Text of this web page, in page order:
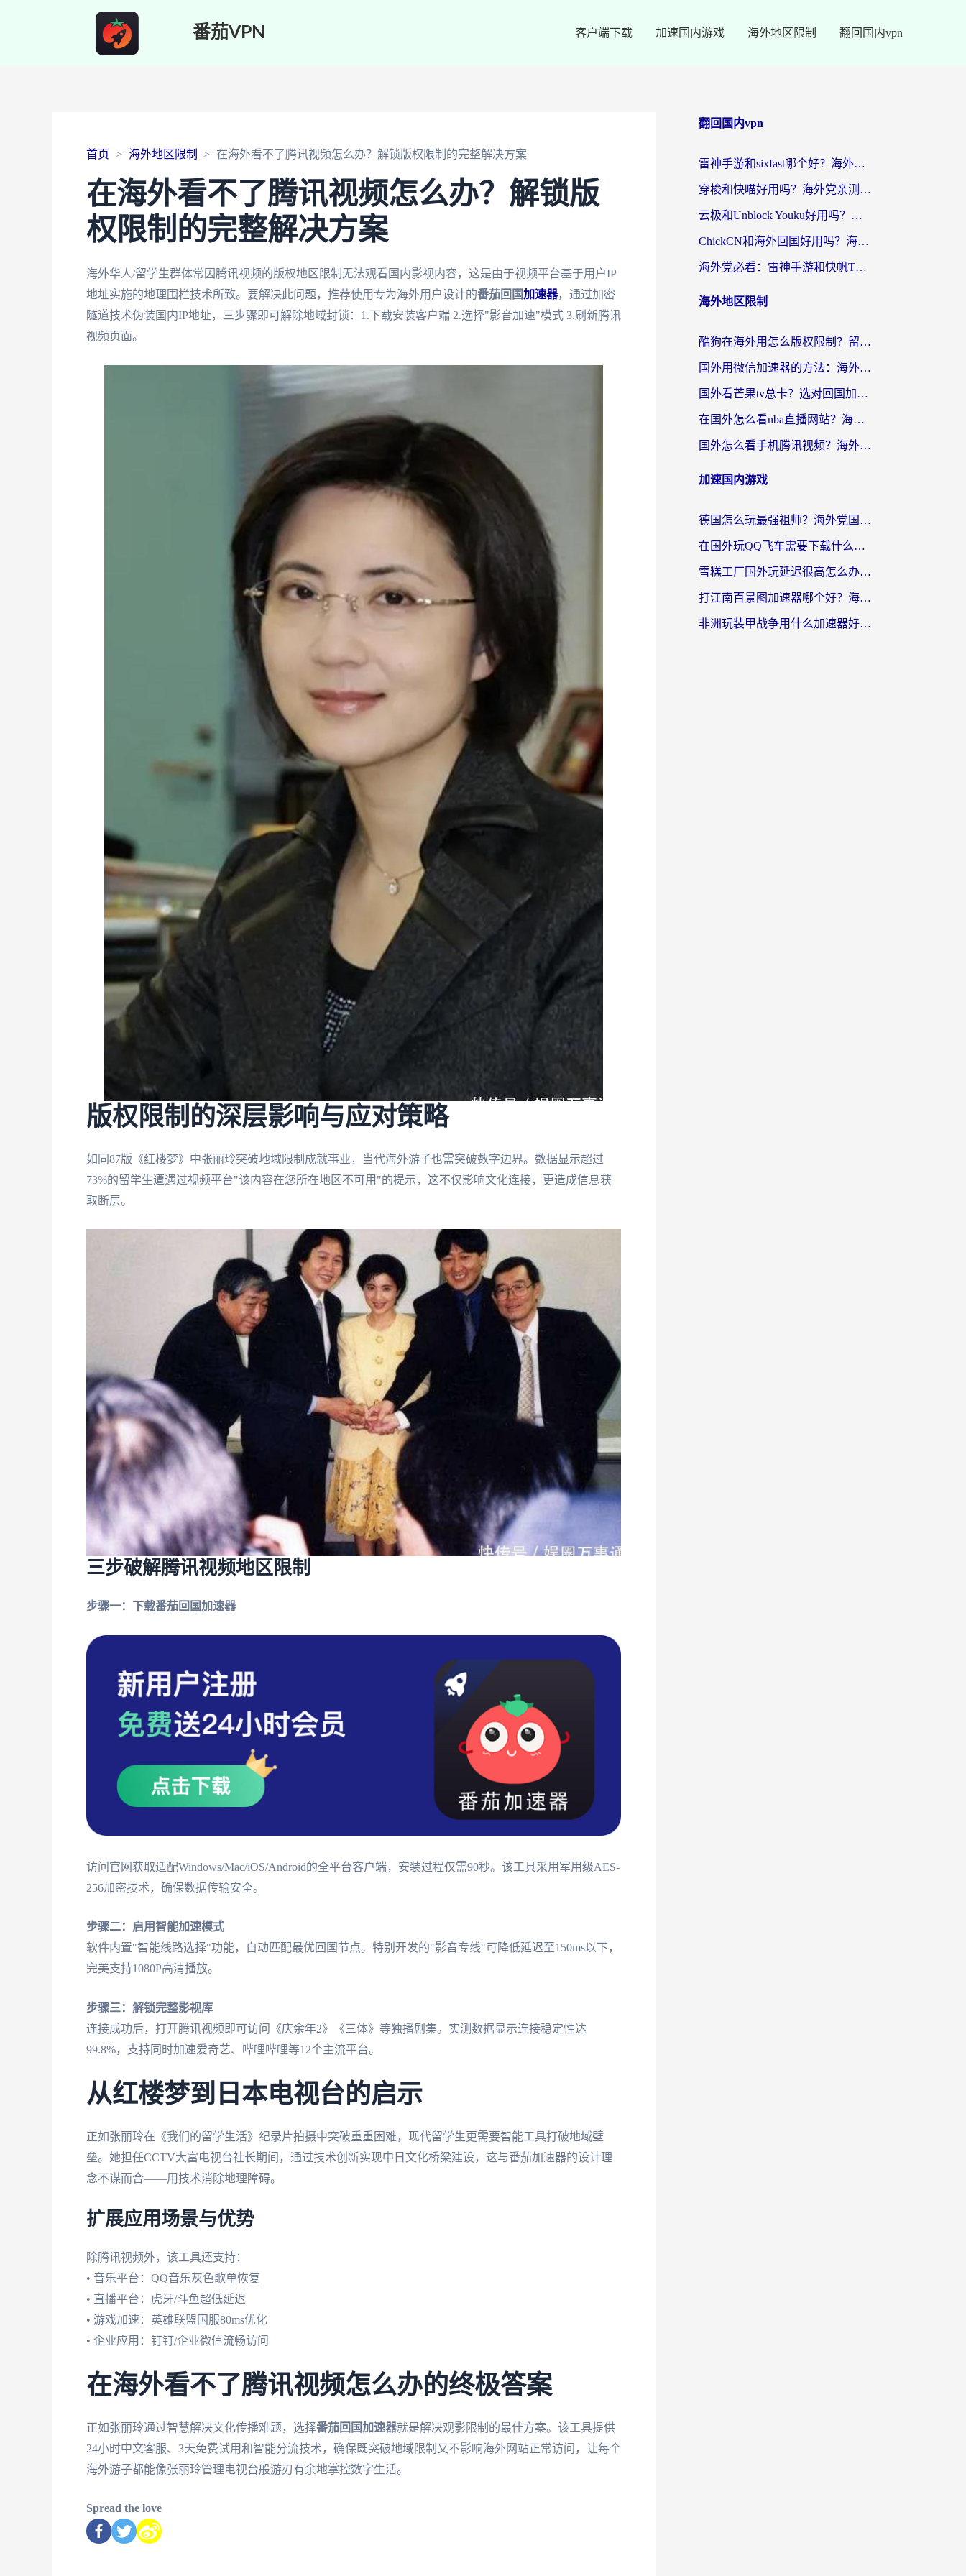
番茄VPN 客户端下载 加速国内游戏 海外地区限制 翻回国内vpn
首页 海外地区限制 在海外看不了腾讯视频怎么办？解锁版权限制的完整解决方案
在海外看不了腾讯视频怎么办？解锁版
权限制的完整解决方案
海外华人/留学生群体常因腾讯视频的版权地区限制无法观看国内影视内容，这是由于视频平台基于用户IP
地址实施的地理围栏技术所致。要解决此问题，推荐使用专为海外用户设计的番茄回国加速器，通过加密
隧道技术伪装国内IP地址，三步骤即可解除地域封锁：1.下载安装客户端 2.选择"影音加速"模式 3.刷新腾讯
视频页面。
版权限制的深层影响与应对策略
如同87版《红楼梦》中张丽玲突破地域限制成就事业，当代海外游子也需突破数字边界。数据显示超过
73%的留学生遭遇过视频平台"该内容在您所在地区不可用"的提示，这不仅影响文化连接，更造成信息获
取断层。
三步破解腾讯视频地区限制
步骤一：下载番茄回国加速器
访问官网获取适配Windows/Mac/iOS/Android的全平台客户端，安装过程仅需90秒。该工具采用军用级AES-
256加密技术，确保数据传输安全。
步骤二：启用智能加速模式
软件内置"智能线路选择"功能，自动匹配最优回国节点。特别开发的"影音专线"可降低延迟至150ms以下，
完美支持1080P高清播放。
步骤三：解锁完整影视库
连接成功后，打开腾讯视频即可访问《庆余年2》《三体》等独播剧集。实测数据显示连接稳定性达
99.8%，支持同时加速爱奇艺、哔哩哔哩等12个主流平台。
从红楼梦到日本电视台的启示
正如张丽玲在《我们的留学生活》纪录片拍摄中突破重重困难，现代留学生更需要智能工具打破地域壁
垒。她担任CCTV大富电视台社长期间，通过技术创新实现中日文化桥梁建设，这与番茄加速器的设计理
念不谋而合——用技术消除地理障碍。
扩展应用场景与优势
除腾讯视频外，该工具还支持：
• 音乐平台：QQ音乐灰色歌单恢复
• 直播平台：虎牙/斗鱼超低延迟
• 游戏加速：英雄联盟国服80ms优化
• 企业应用：钉钉/企业微信流畅访问
在海外看不了腾讯视频怎么办的终极答案
正如张丽玲通过智慧解决文化传播难题，选择番茄回国加速器就是解决观影限制的最佳方案。该工具提供
24小时中文客服、3天免费试用和智能分流技术，确保既突破地域限制又不影响海外网站正常访问，让每个
海外游子都能像张丽玲管理电视台般游刃有余地掌控数字生活。
Spread the love
翻回国内vpn
雷神手游和sixfast哪个好？海外党亲测3款回国加速器，教你选对不踩坑
穿梭和快喵好用吗？海外党亲测：小众加速器对比+番茄加速器深度体验
云极和Unblock Youku好用吗？海外党亲测+2026回国加速器避坑指南
ChickCN和海外回国好用吗？海外党2026亲测：从手游到影音，选对加速器的3个关键
海外党必看：雷神手游和快帆TV版好用吗？3步选对回国加速器不踩坑
海外地区限制
酷狗在海外用怎么版权限制？留学生亲测：3步解决听国内音乐难题
国外用微信加速器的方法：海外党无缝连接国内生活的实用指南
国外看芒果tv总卡？选对回国加速器，轻松追《浪姐》不费劲
在国外怎么看nba直播网站？海外党专属体育观赛指南，告别地区限制！
国外怎么看手机腾讯视频？海外党亲测有效的追剧加速器选择指南
加速国内游戏
德国怎么玩最强祖师？海外党国服游戏加速器选择全攻略（附宝可梦Online实测）
在国外玩QQ飞车需要下载什么加速器呢？海外党亲测有效的国服游戏加速指南
雪糕工厂国外玩延迟很高怎么办？海外玩家国服游戏加速终极攻略（附实测推荐）
打江南百景图加速器哪个好？海外党踩坑N次后，终于找到不卡的秘诀
非洲玩装甲战争用什么加速器好？海外党亲测有效的国服游戏加速方案